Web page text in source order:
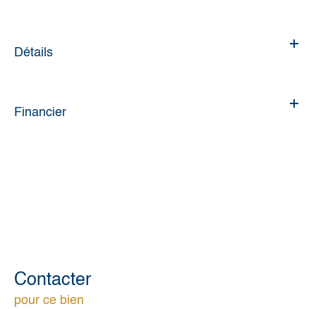
Détails
Financier
Contacter
pour ce bien